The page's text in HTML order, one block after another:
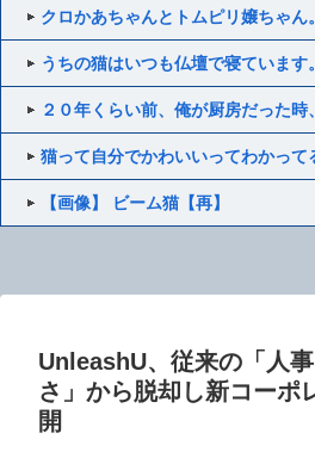
クロかあちゃんとトムピリ嬢ちゃん
うちの猫はいつも仏壇で寝ています
２０年くらい前、俺が厨房だった時
猫って自分でかわいいってわかって
【画像】 ビーム猫【再】
UnleashU、従来の「人
さ」から脱却し新コーポ
開